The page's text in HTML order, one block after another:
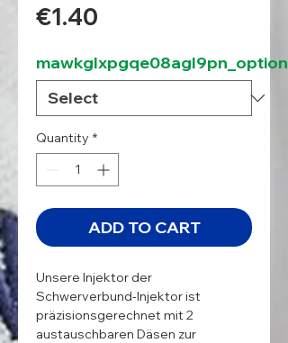
€1.40
mawkglxpgqe08agl9pn_option
Quantity *
ADD TO CART
Unsere Injektor der
Schwerverbund-Injektor ist
präzisionsgerechnet mit 2
austauschbaren Däsen zur